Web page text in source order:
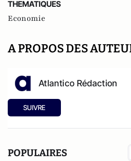
THEMATIQUES
Economie
A PROPOS DES
Atlantico Rédaction
SUIVRE
POPULAIRES